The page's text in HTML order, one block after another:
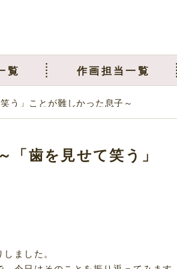
覧 作画担当一覧
う」ことが難しかった息子～
歯を見せて笑う」
ました。